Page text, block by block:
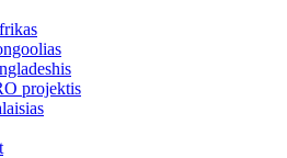
projektis